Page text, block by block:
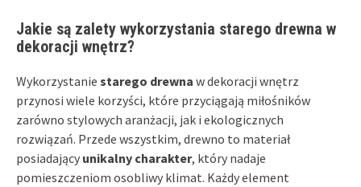
Jakie są zalety wykorzystania starego drewna w
dekoracji wnętrz?
Wykorzystanie starego drewna w dekoracji wnętrz
przynosi wiele korzyści, które przyciągają miłośników
zarówno stylowych aranżacji, jak i ekologicznych
rozwiązań. Przede wszystkim, drewno to materiał
posiadający unikalny charakter, który nadaje
pomieszczeniom osobliwy klimat. Każdy element